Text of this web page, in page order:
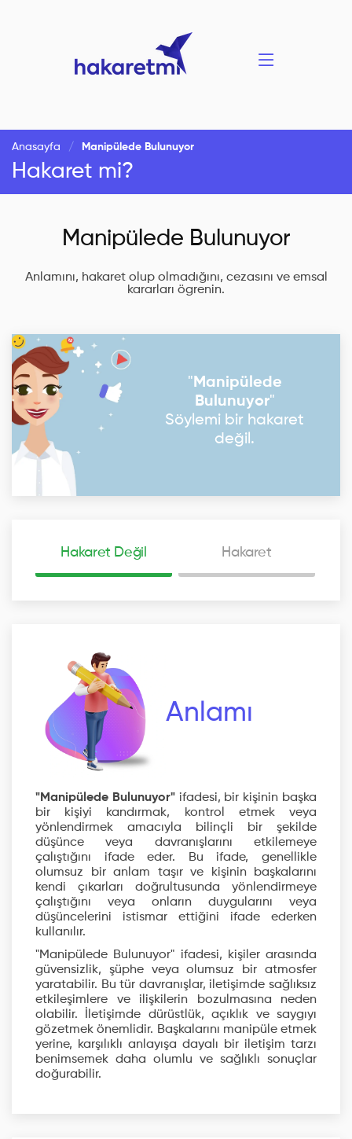
Anasayfa Manipülede Bulunuyor
Hakaret mi?
Manipülede Bulunuyor
Anlamını, hakaret olup olmadığını, cezasını ve emsal
kararları ögrenin.
"Manipülede
Bulunuyor"
Söylemi bir hakaret
değil.
Hakaret Değil Hakaret
Anlamı
"Manipülede Bulunuyor"ifadesi, bir kişinin başka
bir kişiyi kandırmak, kontrol etmek veya
yönlendirmek amacıyla bilinçli bir şekilde
düşünce veya davranışlarını etkilemeye
çalıştığını ifade eder. Bu ifade, genellikle
olumsuz bir anlam taşır ve kişinin başkalarını
kendi çıkarları doğrultusunda yönlendirmeye
çalıştığını veya onların duygularını veya
düşüncelerini istismar ettiğini ifade ederken
kullanılır.
"Manipülede Bulunuyor" ifadesi, kişiler arasında
güvensizlik, şüphe veya olumsuz bir atmosfer
yaratabilir. Bu tür davranışlar, iletişimde sağlıksız
etkileşimlere ve ilişkilerin bozulmasına neden
olabilir. İletişimde dürüstlük, açıklık ve saygıyı
gözetmek önemlidir. Başkalarını manipüle etmek
yerine, karşılıklı anlayışa dayalı bir iletişim tarzı
benimsemek daha olumlu ve sağlıklı sonuçlar
doğurabilir.